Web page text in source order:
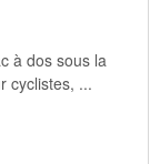
à dos sous la
cyclistes, ...